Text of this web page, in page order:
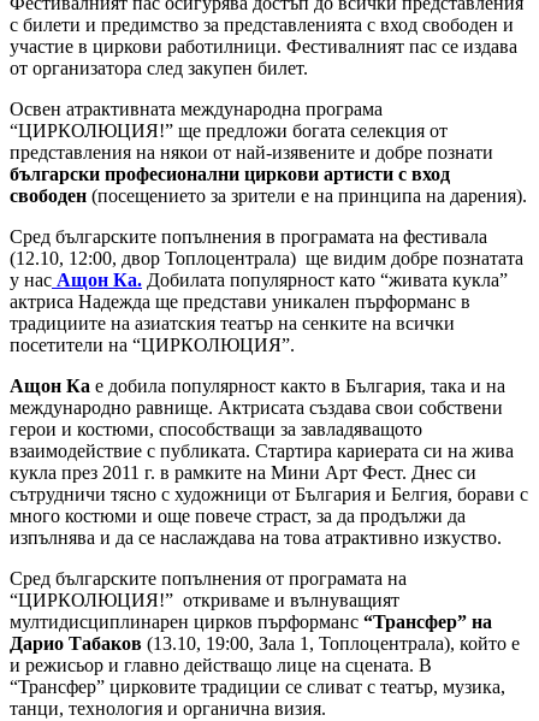
с билети и предимство за представленията с вход свободен и
участие в циркови работилници. Фестивалният пас се издава
от организатора след закупен билет.
Освен атрактивната международна програма
“ЦИРКОЛЮЦИЯ!” ще предложи богата селекция от
представления на някои от най-изявените и добре познати
български професионални циркови артисти с вход
свободен (посещението за зрители е на принципа на дарения).
Сред българските попълнения в програмата на фестивала
(12.10, 12:00, двор Топлоцентрала) ще видим добре познатата
у нас Ащон Ка. Добилата популярност като “живата кукла”
актриса Надежда ще представи уникален пърформанс в
традициите на азиатския театър на сенките на всички
посетители на “ЦИРКОЛЮЦИЯ”.
Ащон Ка е добила популярност както в България, така и на
международно равнище. Актрисата създава свои собствени
герои и костюми, способстващи за завладяващото
взаимодействие с публиката. Стартира кариерата си на жива
кукла през 2011 г. в рамките на Мини Арт Фест. Днес си
сътрудничи тясно с художници от България и Белгия, борави с
много костюми и още повече страст, за да продължи да
изпълнява и да се наслаждава на това атрактивно изкуство.
Сред българските попълнения от програмата на
“ЦИРКОЛЮЦИЯ!” откриваме и вълнуващият
мултидисциплинарен цирков пърформанс “Трансфер” на
Дарио Табаков (13.10, 19:00, Зала 1, Топлоцентрала), който е
и режисьор и главно действащо лице на сцената. В
“Трансфер” цирковите традиции се сливат с театър, музика,
танци, технология и органична визия.